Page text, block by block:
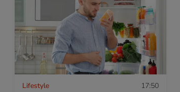
Lifestyle 17:50